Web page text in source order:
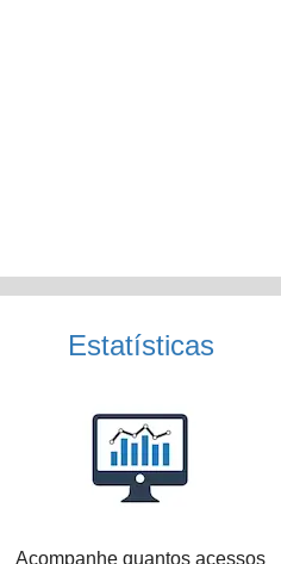
Estatísticas
Acompanhe quantos acessos